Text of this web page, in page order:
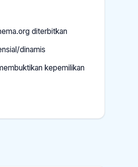
diterbitkan
dinamis
kepemilikan